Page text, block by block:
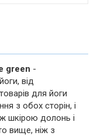
green -
від
для йоги
з обох сторін, і
шкірою долонь і
вище, ніж з